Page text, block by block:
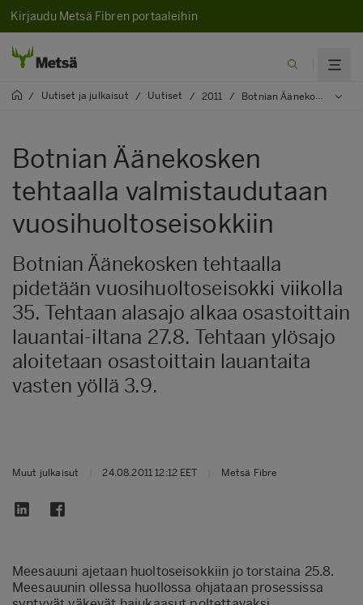
Kirjaudu Metsä Fibren portaaleihin
/ Uutiset ja julkaisut / Uutiset / 2011 / Botnian Äänekosken tehtaalla valmistaudutaan vuosihuoltoseisokkiin
Botnian Äänekosken
tehtaalla valmistaudutaan
vuosihuoltoseisokkiin
Botnian Äänekosken tehtaalla
pidetään vuosihuoltoseisokki viikolla
35. Tehtaan alasajo alkaa osastoittain
lauantai-iltana 27.8. Tehtaan ylösajo
aloitetaan osastoittain lauantaita
vasten yöllä 3.9.
Muut julkaisut 24.08.2011 12:12 EET Metsä Fibre
Meesauuni ajetaan huoltoseisokkiin jo torstaina 25.8.
Meesauunin ollessa huollossa ohjataan prosessissa